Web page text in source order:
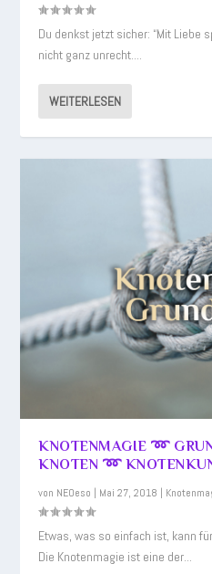
Du denkst jetzt sicher: “Mit Liebe
nicht ganz unrecht....
WEITERLESEN
KNOTENMAGIE ➿
KNOTEN ➿
von NEOeso | Mai 27, 2018 |
Etwas, was so einfach ist, kann
Die Knotenmagie ist eine der...